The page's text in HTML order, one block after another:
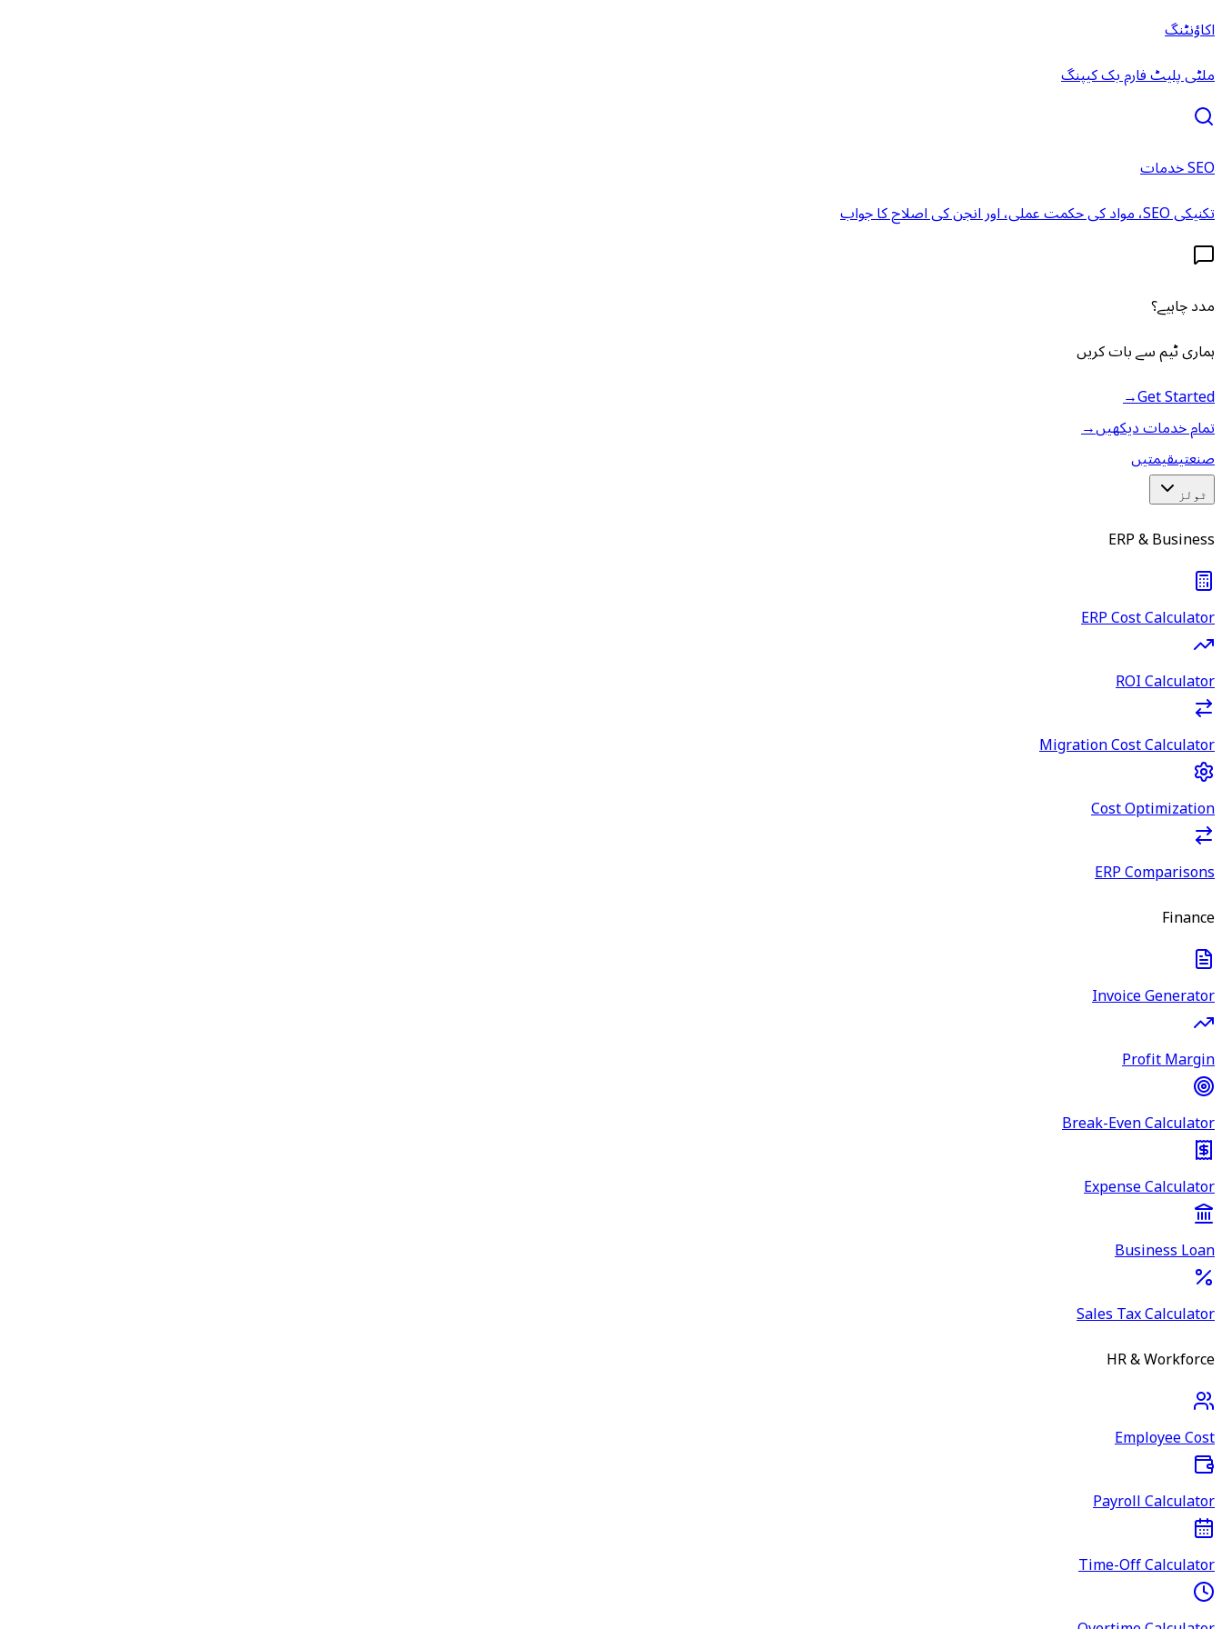
اکاؤنٹنگ
ملٹی پلیٹ فارم بک کیپنگ
SEO خدمات
تکنیکی SEO، مواد کی حکمت عملی، اور انجن کی اصلاح کا جواب
مدد چاہیے؟
ہماری ٹیم سے بات کریں
Get Started
→
تمام خدمات دیکھیں→
صنعتیںقیمتیں
ٹولز
ERP & Business
ERP Cost Calculator
ROI Calculator
Migration Cost Calculator
Cost Optimization
ERP Comparisons
Finance
Invoice Generator
Profit Margin
Break-Even Calculator
Expense Calculator
Business Loan
Sales Tax Calculator
HR & Workforce
Employee Cost
Payroll Calculator
Time-Off Calculator